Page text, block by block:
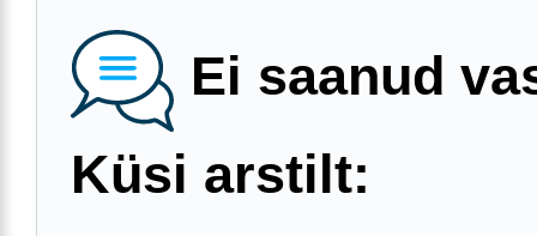
Ei saanud
Küsi arstilt: